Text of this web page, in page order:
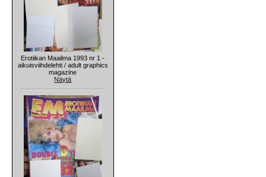
Erotiikan Maailma 1993 nr 1 -
aikuisviihdelehti / adult graphics
magazine
Näytä